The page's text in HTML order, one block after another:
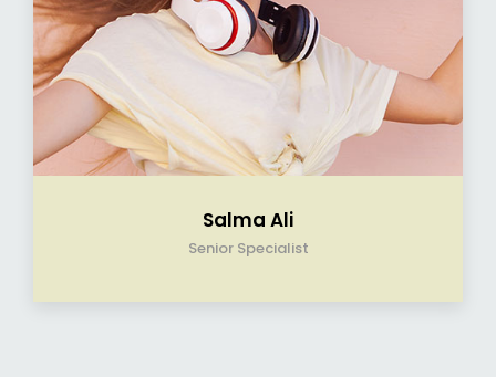
Salma Ali
Senior Specialist